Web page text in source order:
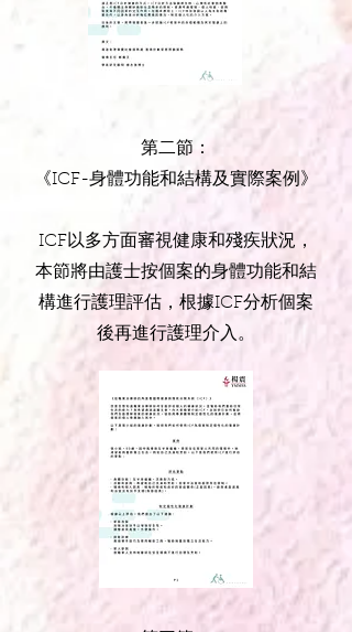
第二節：
《ICF-身體功能和結構及實際案例》
ICF以多方面審視健康和殘疾狀況，
本節將由護士按個案的身體功能和結
構進行護理評估，根據ICF分析個案
後再進行護理介入。